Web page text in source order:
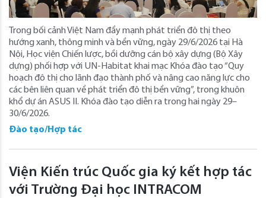
Trong bối cảnh Việt Nam đẩy mạnh phát triển đô thị theo
hướng xanh, thông minh và bền vững, ngày 29/6/2026 tại Hà
Nội, Học viện Chiến lược, bồi dưỡng cán bộ xây dựng (Bộ Xây
dựng) phối hợp với UN-Habitat khai mạc Khóa đào tạo “Quy
hoạch đô thị cho lãnh đạo thành phố và nâng cao năng lực cho
các bên liên quan về phát triển đô thị bền vững”, trong khuôn
khổ dự án ASUS II. Khóa đào tạo diễn ra trong hai ngày 29–
30/6/2026.
Đào tạo/Hợp tác
Viện Kiến trúc Quốc gia ký kết hợp tác
với Trường Đại học INTRACOM